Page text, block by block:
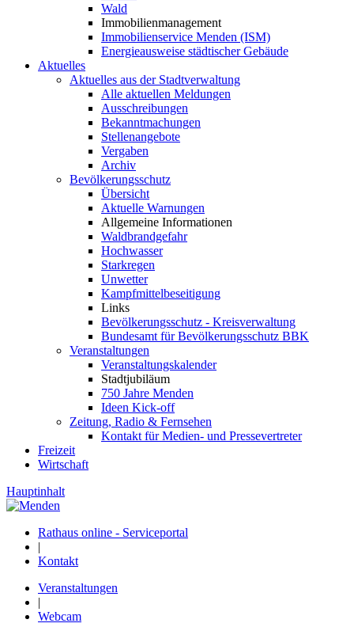
Wald
Immobilienmanagement
Immobilienservice Menden (ISM)
Energieausweise städtischer Gebäude
Aktuelles
Aktuelles aus der Stadtverwaltung
Alle aktuellen Meldungen
Ausschreibungen
Bekanntmachungen
Stellenangebote
Vergaben
Archiv
Bevölkerungsschutz
Übersicht
Aktuelle Warnungen
Allgemeine Informationen
Waldbrandgefahr
Hochwasser
Starkregen
Unwetter
Kampfmittelbeseitigung
Links
Bevölkerungsschutz - Kreisverwaltung
Bundesamt für Bevölkerungsschutz BBK
Veranstaltungen
Veranstaltungskalender
Stadtjubiläum
750 Jahre Menden
Ideen Kick-off
Zeitung, Radio & Fernsehen
Kontakt für Medien- und Pressevertreter
Freizeit
Wirtschaft
Hauptinhalt
Rathaus online - Serviceportal
|
Kontakt
Veranstaltungen
|
Webcam